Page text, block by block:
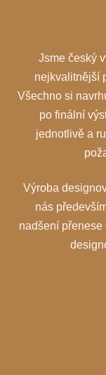
Jsme český
nejkvalitnější
Všechno si
po finální
jednotlivě a
Výroba
nás
nadšení